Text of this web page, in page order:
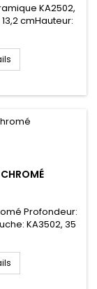
KA2502,
cmHauteur:
disponibles :
laiton métal
gold poli,
Profondeur:
KA3502, 35
laiton
option Dans la
pour
et évier